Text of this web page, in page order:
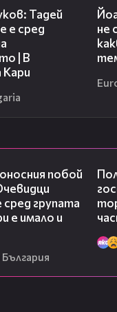
Тадей
е сред
| В
не
побой
групата
е имало и